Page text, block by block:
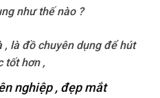
như thế nào ?
, là đồ chuyên dụng để hút
tốt hơn ,
nghiệp , đẹp mắt